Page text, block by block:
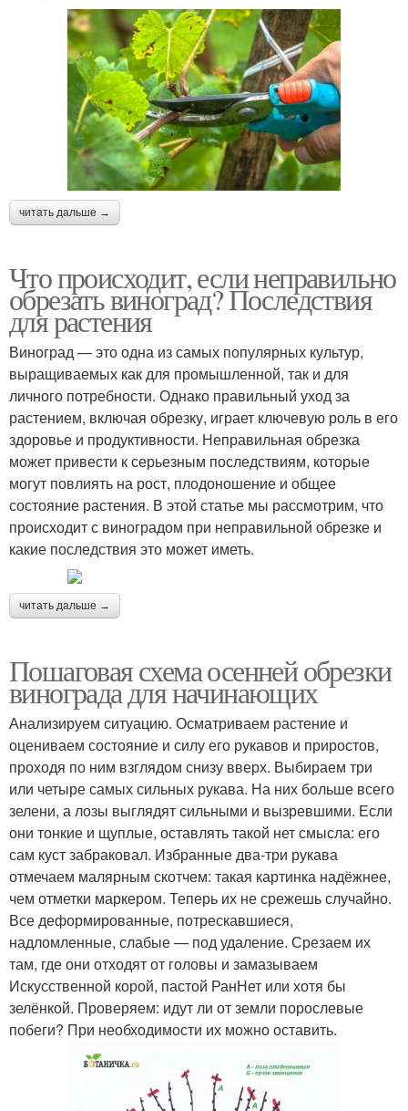
читать дальше →
Что происходит, если неправильно
обрезать виноград? Последствия
для растения
Виноград — это одна из самых популярных культур,
выращиваемых как для промышленной, так и для
личного потребности. Однако правильный уход за
растением, включая обрезку, играет ключевую роль в его
здоровье и продуктивности. Неправильная обрезка
может привести к серьезным последствиям, которые
могут повлиять на рост, плодоношение и общее
состояние растения. В этой статье мы рассмотрим, что
происходит с виноградом при неправильной обрезке и
какие последствия это может иметь.
читать дальше →
Пошаговая схема осенней обрезки
винограда для начинающих
Анализируем ситуацию. Осматриваем растение и
оцениваем состояние и силу его рукавов и приростов,
проходя по ним взглядом снизу вверх. Выбираем три
или четыре самых сильных рукава. На них больше всего
зелени, а лозы выглядят сильными и вызревшими. Если
они тонкие и щуплые, оставлять такой нет смысла: его
сам куст забраковал. Избранные два-три рукава
отмечаем малярным скотчем: такая картинка надёжнее,
чем отметки маркером. Теперь их не срежешь случайно.
Все деформированные, потрескавшиеся,
надломленные, слабые — под удаление. Срезаем их
там, где они отходят от головы и замазываем
Искусственной корой, пастой РанНет или хотя бы
зелёнкой. Проверяем: идут ли от земли порослевые
побеги? При необходимости их можно оставить.